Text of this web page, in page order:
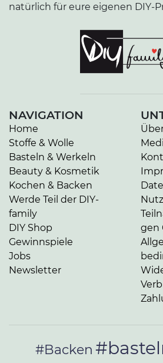
natürlich für eure eigenen DIY-
NAVIGATION
Home
Stoffe & Wolle
Basteln & Werkeln
Beauty & Kosmetik
Kochen & Backen
Werde Teil der DIY-
family
DIY Shop
Gewinnspiele
Jobs
Newsletter
gen
#Backen